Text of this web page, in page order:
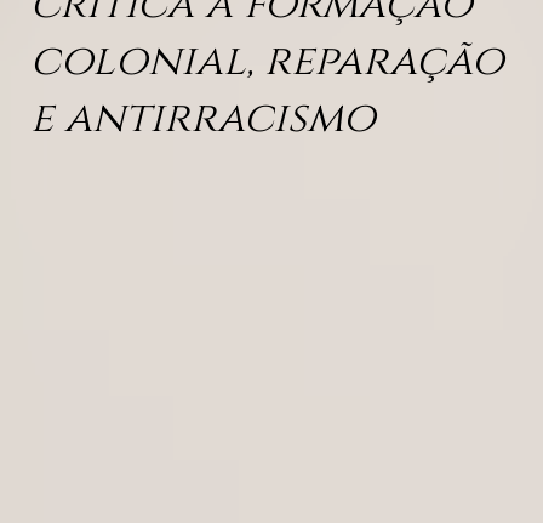
colonial, reparação
e antirracismo